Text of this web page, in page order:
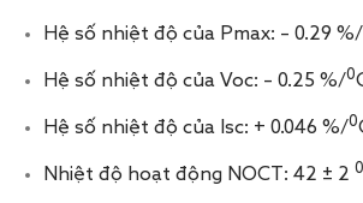
Hệ số nhiệt độ của Pmax: – 0.29 %/
Hệ số nhiệt độ của Voc: – 0.25 %/0
Hệ số nhiệt độ của Isc: + 0.046 %/0
Nhiệt độ hoạt động NOCT: 42 ± 2 0